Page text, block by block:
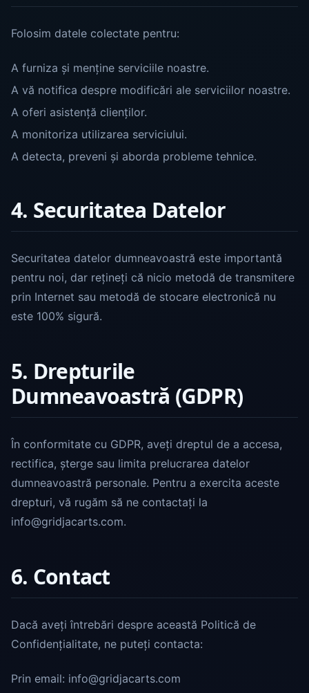
Folosim datele colectate pentru:
A furniza și menține serviciile noastre.
A vă notifica despre modificări ale serviciilor noastre.
A oferi asistență clienților.
A monitoriza utilizarea serviciului.
A detecta, preveni și aborda probleme tehnice.
4. Securitatea Datelor
Securitatea datelor dumneavoastră este importantă
pentru noi, dar rețineți că nicio metodă de transmitere
prin Internet sau metodă de stocare electronică nu
este 100% sigură.
5. Drepturile
Dumneavoastră (GDPR)
În conformitate cu GDPR, aveți dreptul de a accesa,
rectifica, șterge sau limita prelucrarea datelor
dumneavoastră personale. Pentru a exercita aceste
drepturi, vă rugăm să ne contactați la
info@gridjacarts.com.
6. Contact
Dacă aveți întrebări despre această Politică de
Confidențialitate, ne puteți contacta:
Prin email: info@gridjacarts.com